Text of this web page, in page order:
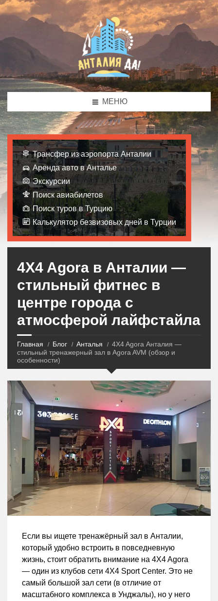
МЕНЮ
Трансфер из аэропорта Анталии
Аренда авто в Анталье
Экскурсии
Поиск авиабилетов
Поиск туров в Турцию
Калькулятор безвизовых дней в Турции
4X4 Agora в Анталии —
стильный фитнес в
центре города с
атмосферой лайфстайла
Главная Блог Анталья
4X4 Agora Анталия —
стильный тренажерный зал в Agora AVM (обзор и
особенности)
Если вы ищете тренажёрный зал в Анталии,
который удобно встроить в повседневную
жизнь, стоит обратить внимание на 4X4 Agora
— один из клубов сети 4X4 Sport Center. Это не
самый большой зал сети (в отличие от
масштабного комплекса в Унджалы), но у него